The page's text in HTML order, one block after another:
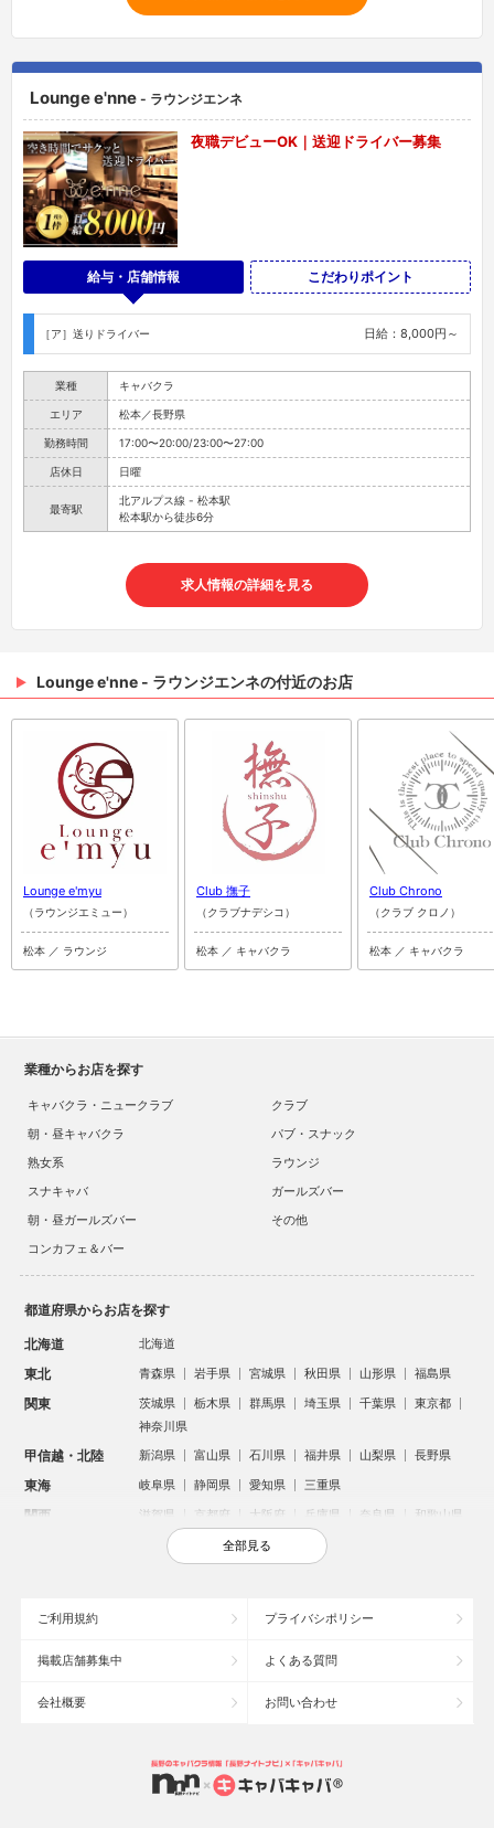
Lounge e'nne - ラウンジエンネ
夜職デビューOK｜送迎ドライバー募集
給与・店舗情報 こだわりポイント
［ア］送りドライバー 日給：8,000円～
業種 キャバクラ
エリア 松本／長野県
勤務時間 17:00〜20:00/23:00〜27:00
店休日 日曜
最寄駅
北アルプス線 - 松本駅
松本駅から徒歩6分
求人情報の詳細を見る
Lounge e'nne - ラウンジエンネの付近のお店
Lounge e'myu
（ラウンジエミュー）
松本 ／ ラウンジ
Club 撫子
（クラブナデシコ）
松本 ／ キャバクラ
Club Chrono
（クラブ クロノ）
松本 ／ キャバクラ
業種からお店を探す
キャバクラ・ニュークラブ
クラブ
朝・昼キャバクラ
パブ・スナック
熟女系
ラウンジ
スナキャバ
ガールズバー
朝・昼ガールズバー
その他
コンカフェ＆バー
都道府県からお店を探す
北海道 北海道
東北 青森県 岩手県 宮城県 秋田県 山形県 福島県
関東 茨城県 栃木県 群馬県 埼玉県 千葉県
東京都
神奈川県
甲信越・北陸 新潟県 富山県 石川県 福井県 山梨県 長野県
東海 岐阜県 静岡県 愛知県 三重県
関西 滋賀県 京都府 大阪府 兵庫県 奈良県 和歌山県
鳥取県 島根県 岡山県 広島県
沖縄県
大宮のキャバクラ
六本木のキャバクラ
全部見る
ご利用規約 プライバシポリシー
掲載店舗募集中 よくある質問
会社概要 お問い合わせ